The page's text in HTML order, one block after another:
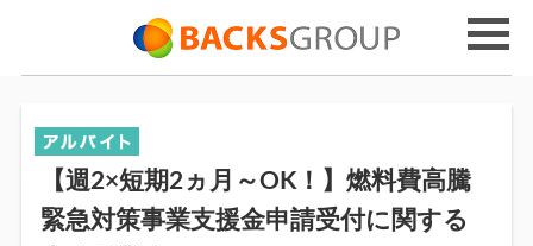
【週2×短期2ヵ月～OK！】燃料費高騰
緊急対策事業支援金申請受付に関する